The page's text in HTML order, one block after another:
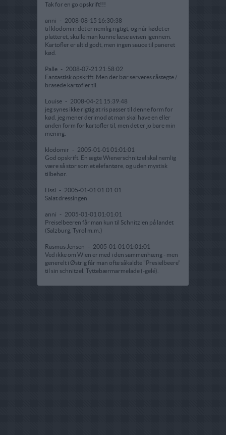
Tak for en go opskrift!!!
anni - 2008-08-15 16:30:38
til klodomir: det er nemlig rigtigt, og når kødet er
platteret, skulle man kunne læse avisen igennem.
Kartofler er altid godt, men ingen sauce til paneret
kød.
Palle - 2008-07-21 21:58:02
Fantastisk opskrift. Men der bør serveres råstegte /
brasede kartofler til.
Louise - 2008-04-21 15:39:48
jeg synes ikke rigtig at ris passer til denne form for
kød. jeg mener derimod at man skal have en eller
anden form for kartofler til, men det er jo bare min
mening.
klodomir - 2005-01-01 01:01:01
God opskrift. En ægte Wienerschnitzel skal nemlig
være så stor som et elefantøre, og uden mystisk
tilbehør.
Lissi - 2005-01-01 01:01:01
Salat dressingen
anni - 2005-01-01 01:01:01
Preiselbeeren får man kun til Schnitzlen på landet
(Salzburg, Tyrol m.m.)
Rasmus Jensen - 2005-01-01 01:01:01
Ved ikke om Wien er med i den sammenhæng - men
generelt i Østrig får man ofte såkaldte "Presielbeere"
til sin schnitzel. Tyttebærmarmelade (-gelé).